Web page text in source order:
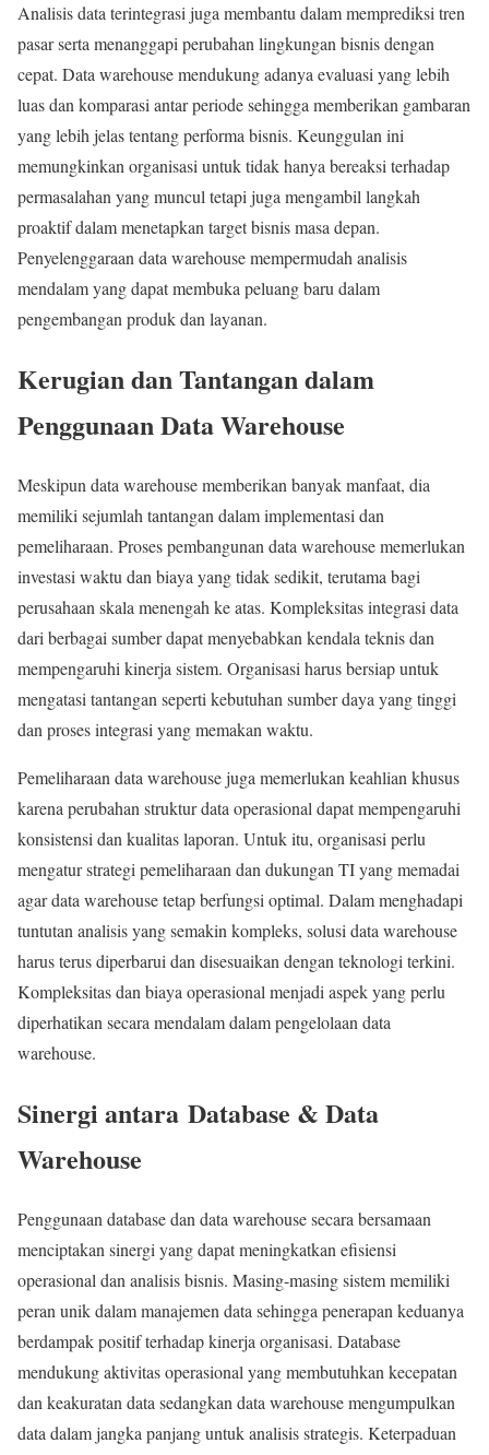
Analisis data terintegrasi juga membantu dalam memprediksi tren
pasar serta menanggapi perubahan lingkungan bisnis dengan
cepat. Data warehouse mendukung adanya evaluasi yang lebih
luas dan komparasi antar periode sehingga memberikan gambaran
yang lebih jelas tentang performa bisnis. Keunggulan ini
memungkinkan organisasi untuk tidak hanya bereaksi terhadap
permasalahan yang muncul tetapi juga mengambil langkah
proaktif dalam menetapkan target bisnis masa depan.
Penyelenggaraan data warehouse mempermudah analisis
mendalam yang dapat membuka peluang baru dalam
pengembangan produk dan layanan.
Kerugian dan Tantangan dalam
Penggunaan Data Warehouse
Meskipun data warehouse memberikan banyak manfaat, dia
memiliki sejumlah tantangan dalam implementasi dan
pemeliharaan. Proses pembangunan data warehouse memerlukan
investasi waktu dan biaya yang tidak sedikit, terutama bagi
perusahaan skala menengah ke atas. Kompleksitas integrasi data
dari berbagai sumber dapat menyebabkan kendala teknis dan
mempengaruhi kinerja sistem. Organisasi harus bersiap untuk
mengatasi tantangan seperti kebutuhan sumber daya yang tinggi
dan proses integrasi yang memakan waktu.
Pemeliharaan data warehouse juga memerlukan keahlian khusus
karena perubahan struktur data operasional dapat mempengaruhi
konsistensi dan kualitas laporan. Untuk itu, organisasi perlu
mengatur strategi pemeliharaan dan dukungan TI yang memadai
agar data warehouse tetap berfungsi optimal. Dalam menghadapi
tuntutan analisis yang semakin kompleks, solusi data warehouse
harus terus diperbarui dan disesuaikan dengan teknologi terkini.
Kompleksitas dan biaya operasional menjadi aspek yang perlu
diperhatikan secara mendalam dalam pengelolaan data
warehouse.
Sinergi antara Database & Data
Warehouse
Penggunaan database dan data warehouse secara bersamaan
menciptakan sinergi yang dapat meningkatkan efisiensi
operasional dan analisis bisnis. Masing-masing sistem memiliki
peran unik dalam manajemen data sehingga penerapan keduanya
berdampak positif terhadap kinerja organisasi. Database
mendukung aktivitas operasional yang membutuhkan kecepatan
dan keakuratan data sedangkan data warehouse mengumpulkan
data dalam jangka panjang untuk analisis strategis. Keterpaduan